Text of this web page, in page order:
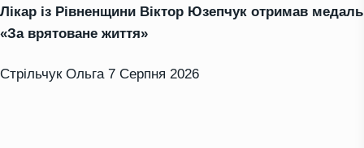
Лікар із Рівненщини Віктор Юзепчук отримав медаль
«За врятоване життя»
Стрільчук Ольга 7 Серпня 2026